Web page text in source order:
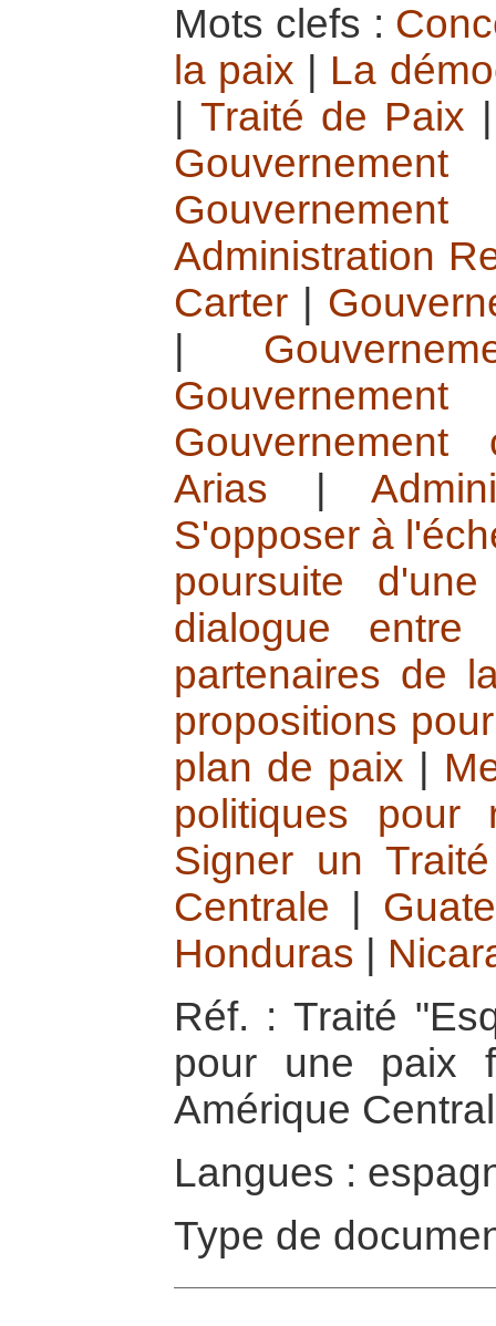
Mots clefs :
la paix
La
Traité de Paix
Administration
Carter
Gouvernement
Arias |
S'opposer à
poursuite
dialogue
partenaires de
propositions
plan de paix
politiques pour
Signer un
Centrale
Honduras
Réf. : Traité
pour une paix
Amérique
Langues :
Type de